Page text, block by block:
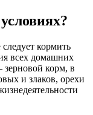
кормить
всех домашних
зерновой корм, в
и злаков, орехи